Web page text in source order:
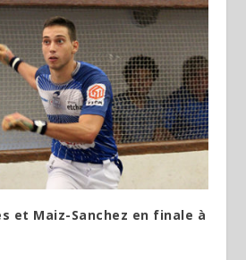
et Maiz-Sanchez en finale à